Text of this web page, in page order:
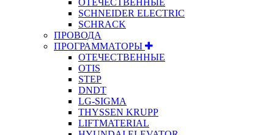
SCHNEIDER ELECTRIC
SCHRACK
ПРОВОДА
ПРОГРАММАТОРЫ
ОТЕЧЕСТВЕННЫЕ
OTIS
STEP
DNDT
LG-SIGMA
THYSSEN KRUPP
LIFTMATERIAL